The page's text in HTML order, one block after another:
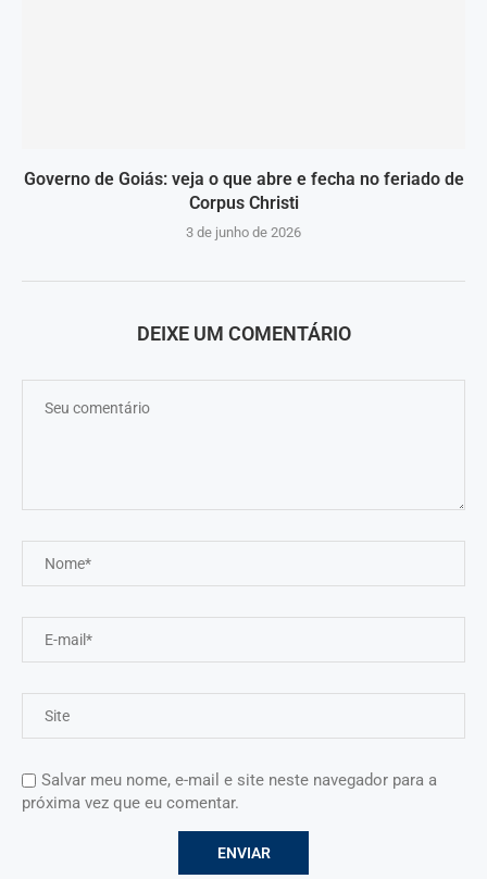
Governo de Goiás: veja o que abre e fecha no feriado de
Corpus Christi
3 de junho de 2026
DEIXE UM COMENTÁRIO
Salvar meu nome, e-mail e site neste navegador para a
próxima vez que eu comentar.